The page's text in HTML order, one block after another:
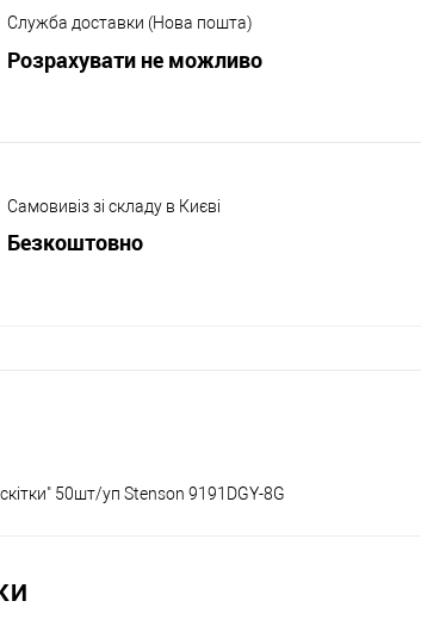
Служба доставки (Нова пошта)
Розрахувати не можливо
Самовивіз зі складу в Києві
Безкоштовно
50шт/уп Stenson 9191DGY-8G